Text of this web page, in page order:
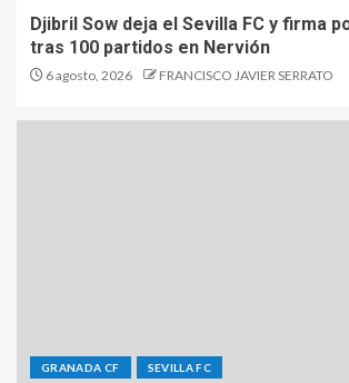
Djibril Sow deja el Sevilla FC y firma
tras 100 partidos en Nervión
6 agosto, 2026 FRANCISCO JAVIER SERRATO
GRANADA CF SEVILLA FC